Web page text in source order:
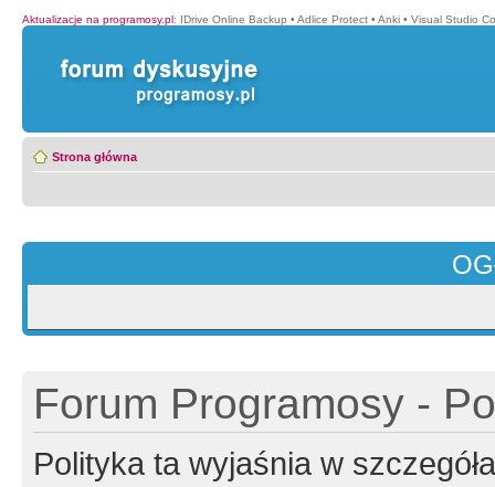
Aktualizacje na programosy.pl: IDrive Online Backup • Adlice Protect • Anki • Visual Studio
Strona główna
Forum Programosy -
Polityka ta wyjaśnia w